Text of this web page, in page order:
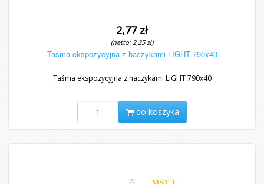
2,77 zł
(netto: 2,25 zł)
Taśma ekspozycyjna z haczykami LIGHT 790x40
Taśma ekspozycyjna z haczykami LIGHT 790x40
do koszyka